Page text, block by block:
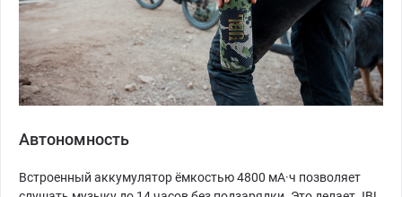
Автономность
Встроенный аккумулятор ёмкостью 4800 мА·ч позволяет